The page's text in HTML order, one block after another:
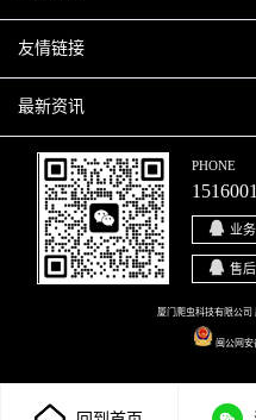
微信小程序
移动APP
商城解决方案
商城会员积分商城解决方案
网站解决方案
智慧校园解决方案
智慧停车解决方案
友情链接
厦门小程序开发
厦门APP开发
厦门微商城开发
博客园
最新资讯
行业资讯
爬虫动态
PHONE
业
售
厦门爬虫科技有限公司
闽公网安